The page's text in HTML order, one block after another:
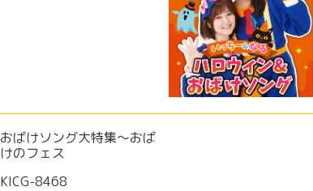
おばけソング大特集～おば
けのフェス
KICG-8468